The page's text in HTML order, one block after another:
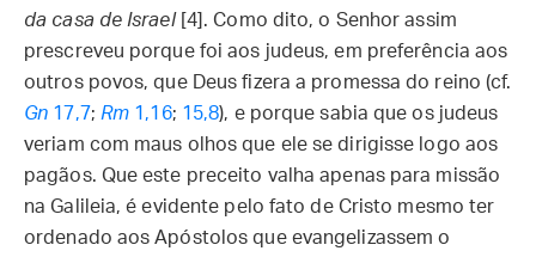
da casa de Israel[4]. Como dito, o Senhor assim
prescreveu porque foi aos judeus, em preferência aos
outros povos, que Deus fizera a promessa do reino (cf.
Gn 17,7; Rm 1,16; 15,8), e porque sabia que os judeus
veriam com maus olhos que ele se dirigisse logo aos
pagãos. Que este preceito valha apenas para missão
na Galileia, é evidente pelo fato de Cristo mesmo ter
ordenado aos Apóstolos que evangelizassem o